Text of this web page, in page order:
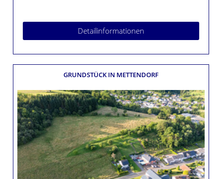
Detailinformationen
GRUNDSTÜCK IN METTENDORF